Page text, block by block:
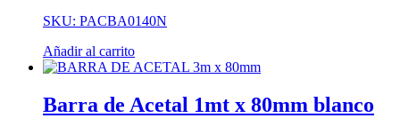
SKU: PACBA0140N
Añadir al carrito
Barra de Acetal 1mt x 80mm blanco